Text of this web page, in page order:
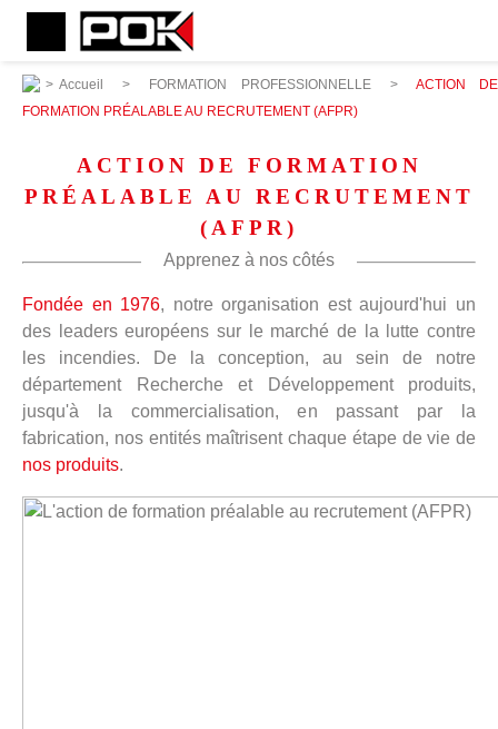
> Accueil > FORMATION PROFESSIONNELLE >
ACTION DE
FORMATION PRÉALABLE AU RECRUTEMENT (AFPR)
ACTION DE FORMATION
PRÉALABLE AU RECRUTEMENT
(AFPR)
Apprenez à nos côtés
Fondée en 1976, notre organisation est aujourd'hui un
des leaders européens sur le marché de la lutte contre
les incendies. De la conception, au sein de notre
département Recherche et Développement produits,
jusqu'à la commercialisation, en passant par la
fabrication, nos entités maîtrisent chaque étape de vie de
nos produits.